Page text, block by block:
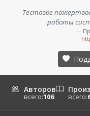
Тестовое
работы
—
Авторов
всего:106 всего: